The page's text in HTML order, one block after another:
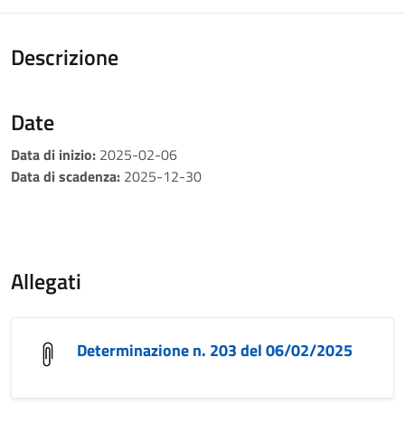
Descrizione
Date
Data di inizio: 2025-02-06
Data di scadenza: 2025-12-30
Allegati
Determinazione n. 203 del 06/02/2025